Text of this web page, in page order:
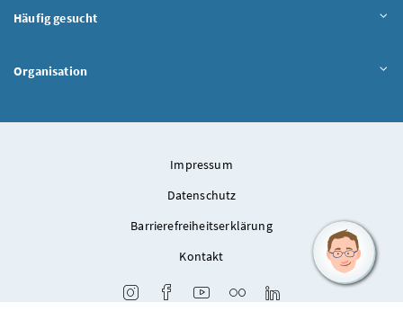
Häufig gesucht
Organisation
Impressum
Datenschutz
Barrierefreiheitserklärung
Kontakt
InstagramFacebookYoutubeFlickr